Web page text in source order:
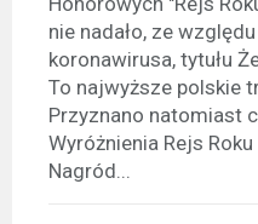
nie nadało, ze
koronawirusa, tytułu
To najwyższe polskie
Przyznano natomiast
Wyróżnienia Rejs
Nagród...